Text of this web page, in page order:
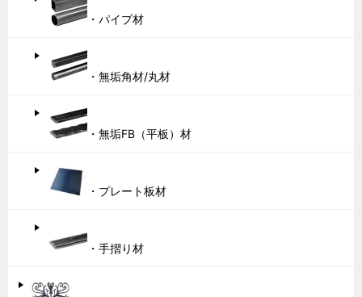
・パイプ材
・無垢角材/丸材
・無垢FB（平板）材
・プレート板材
・手摺り材